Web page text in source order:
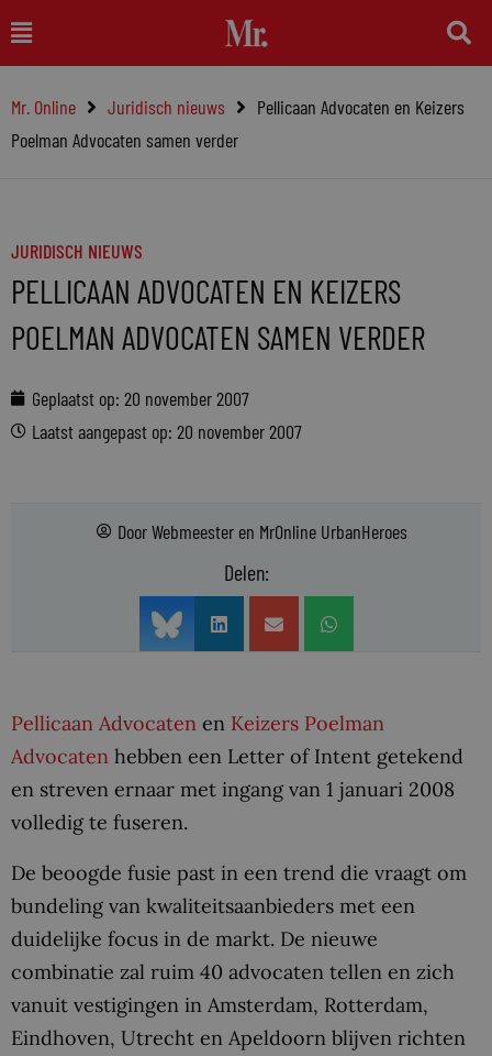
naar
inhoud
Main
Menu
Mr. Online Juridisch nieuws
Pellicaan Advocaten en Keizers
Poelman Advocaten samen verder
JURIDISCH NIEUWS
PELLICAAN ADVOCATEN EN KEIZERS
POELMAN ADVOCATEN SAMEN VERDER
Geplaatst op: 20 november 2007
Laatst aangepast op: 20 november 2007
DoorWebmeesteren MrOnline UrbanHeroes
Delen:
Pellicaan Advocaten en Keizers Poelman
Advocaten hebben een Letter of Intent getekend
en streven ernaar met ingang van 1 januari 2008
volledig te fuseren.
De beoogde fusie past in een trend die vraagt om
bundeling van kwaliteitsaanbieders met een
duidelijke focus in de markt. De nieuwe
combinatie zal ruim 40 advocaten tellen en zich
vanuit vestigingen in Amsterdam, Rotterdam,
Eindhoven, Utrecht en Apeldoorn blijven richten